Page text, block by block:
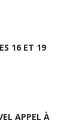
16 ET 19
APPEL À